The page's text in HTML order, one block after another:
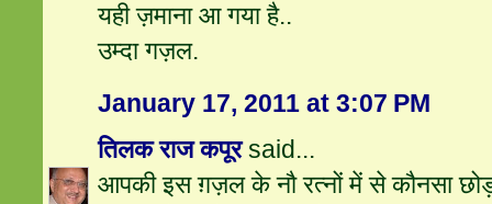
यही ज़माना आ गया है..
उम्दा गज़ल.
January 17, 2011 at 3:07 PM
तिलक राज कपूरsaid...
आपकी इस ग़ज़ल के नौ रत्‍नों में से कौनसा